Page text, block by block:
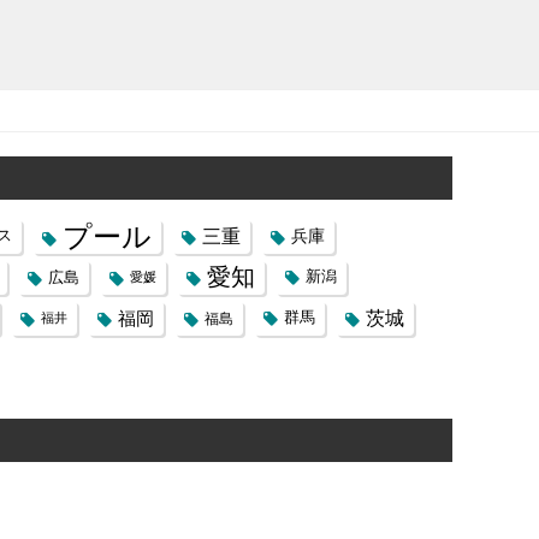
プール 三重 兵庫
広島 愛媛 愛知 新潟
福井 福岡 福島 群馬 茨城